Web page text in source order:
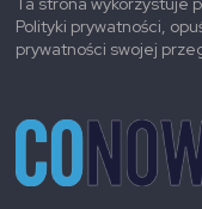
Polityki prywatności,
prywatności swojej